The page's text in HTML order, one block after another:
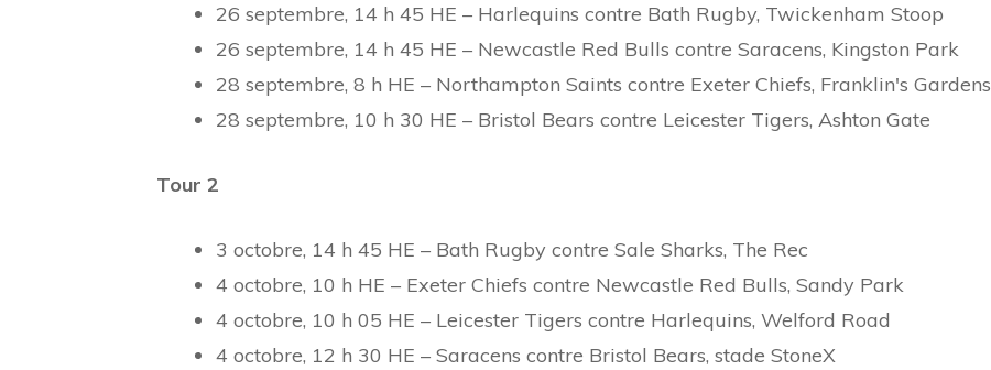
26 septembre, 14 h 45 HE – Harlequins contre Bath Rugby, Twickenham Stoop
26 septembre, 14 h 45 HE – Newcastle Red Bulls contre Saracens, Kingston Park
28 septembre, 8 h HE – Northampton Saints contre Exeter Chiefs, Franklin's Gardens
28 septembre, 10 h 30 HE – Bristol Bears contre Leicester Tigers, Ashton Gate
Tour 2
3 octobre, 14 h 45 HE – Bath Rugby contre Sale Sharks, The Rec
4 octobre, 10 h HE – Exeter Chiefs contre Newcastle Red Bulls, Sandy Park
4 octobre, 10 h 05 HE – Leicester Tigers contre Harlequins, Welford Road
4 octobre, 12 h 30 HE – Saracens contre Bristol Bears, stade StoneX